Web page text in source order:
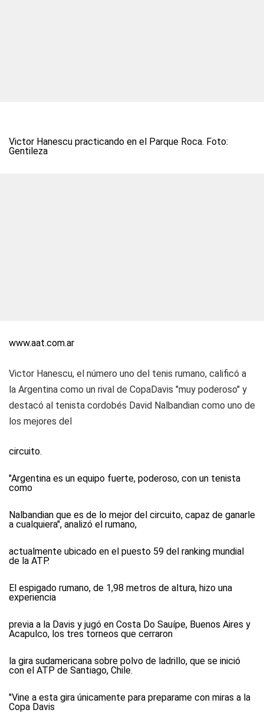
Victor Hanescu practicando en el Parque Roca. Foto:
Gentileza
www.aat.com.ar
Victor Hanescu, el número uno del tenis rumano, calificó a
la Argentina como un rival de CopaDavis "muy poderoso" y
destacó al tenista cordobés David Nalbandian como uno de
los mejores del
circuito.
"Argentina es un equipo fuerte, poderoso, con un tenista
como
Nalbandian que es de lo mejor del circuito, capaz de ganarle
a cualquiera", analizó el rumano,
actualmente ubicado en el puesto 59 del ranking mundial
de la ATP.
El espigado rumano, de 1,98 metros de altura, hizo una
experiencia
previa a la Davis y jugó en Costa Do Sauípe, Buenos Aires y
Acapulco, los tres torneos que cerraron
la gira sudamericana sobre polvo de ladrillo, que se inició
con el ATP de Santiago, Chile.
"Vine a esta gira únicamente para preparame con miras a la
Copa Davis